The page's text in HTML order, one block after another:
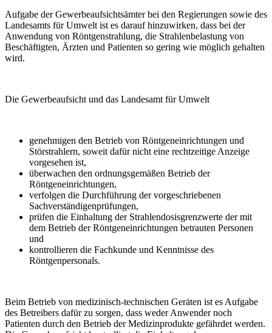
Aufgabe der Gewerbeaufsichtsämter bei den Regierungen sowie des
Landesamts für Umwelt ist es darauf hinzuwirken, dass bei der
Anwendung von Röntgenstrahlung, die Strahlenbelastung von
Beschäftigten, Ärzten und Patienten so gering wie möglich gehalten
wird.
Die Gewerbeaufsicht und das Landesamt für Umwelt
genehmigen den Betrieb von Röntgeneinrichtungen und
Störstrahlern, soweit dafür nicht eine rechtzeitige Anzeige
vorgesehen ist,
überwachen den ordnungsgemäßen Betrieb der
Röntgeneinrichtungen,
verfolgen die Durchführung der vorgeschriebenen
Sachverständigenprüfungen,
prüfen die Einhaltung der Strahlendosisgrenzwerte der mit
dem Betrieb der Röntgeneinrichtungen betrauten Personen
und
kontrollieren die Fachkunde und Kenntnisse des
Röntgenpersonals.
Beim Betrieb von medizinisch-technischen Geräten ist es Aufgabe
des Betreibers dafür zu sorgen, dass weder Anwender noch
Patienten durch den Betrieb der Medizinprodukte gefährdet werden.